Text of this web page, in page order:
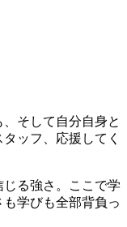
そして自分自身と
ッフ、応援してく
る強さ。ここで学
学びも全部背負っ